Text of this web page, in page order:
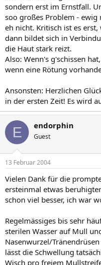
sondern erst im Ernstfall.
soo großes Problem - ewig
eh nicht. Kritisch ist es
dann bildet sich in
die Haut stark reizt.
Also: Wenn's g'schissen
wenn eine Rötung
Ansonsten: Herzlichen
in der ersten Zeit! Es wird
E endorphin
Guest
13 Februar 2004
Vielen Dank für die
ersteinmal etwas
schon viel besser, ich war
Regelmässiges bis sehr
sterilen Wasser auf Mull
Nasenwurzel/
lässt die Schwellung
Wisch pro freiem